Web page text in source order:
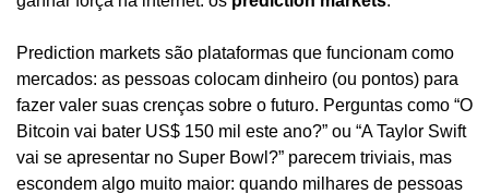
Prediction markets são plataformas que funcionam como
mercados: as pessoas colocam dinheiro (ou pontos) para
fazer valer suas crenças sobre o futuro. Perguntas como “O
Bitcoin vai bater US$ 150 mil este ano?” ou “A Taylor Swift
vai se apresentar no Super Bowl?” parecem triviais, mas
escondem algo muito maior: quando milhares de pessoas